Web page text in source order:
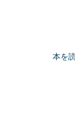
本を